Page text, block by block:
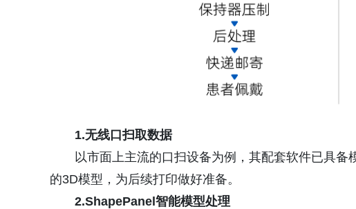
1.无线口扫取数据
以市面上主流的口扫设备为例，其配套软件已具
的3D模型，为后续打印做好准备。
2.ShapePanel智能模型处理